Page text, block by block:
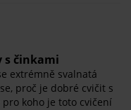
s činkami
extrémně svalnatá
proč je dobré cvičit s
koho je toto cvičení